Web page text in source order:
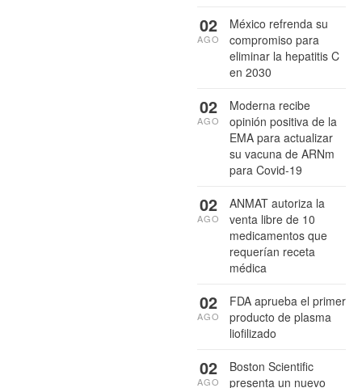
México refrenda su
compromiso para
eliminar la hepatitis C
en 2030
02
AGO
Moderna recibe
opinión positiva de la
EMA para actualizar
su vacuna de ARNm
para Covid-19
02
AGO
ANMAT autoriza la
venta libre de 10
medicamentos que
requerían receta
médica
02
AGO
FDA aprueba el primer
producto de plasma
liofilizado
02
AGO
Boston Scientific
presenta un nuevo
02
AGO